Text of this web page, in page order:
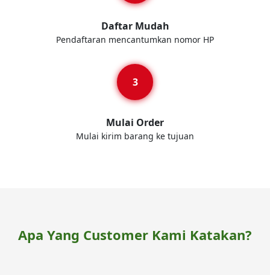
Daftar Mudah
Pendaftaran mencantumkan nomor HP
Mulai Order
Mulai kirim barang ke tujuan
Apa Yang Customer Kami Katakan?